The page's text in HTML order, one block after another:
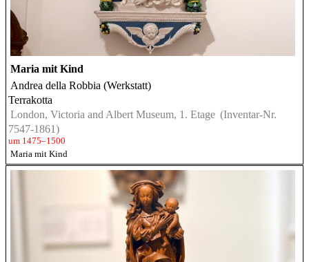
Maria mit Kind
Andrea della Robbia (Werkstatt)
Terrakotta
London, Victoria and Albert Museum, 1. Etage (Inventar-Nr.
7547-1861)
um 1475–1500
Maria mit Kind